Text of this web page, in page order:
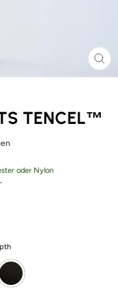
TENCEL™
oder Nylon